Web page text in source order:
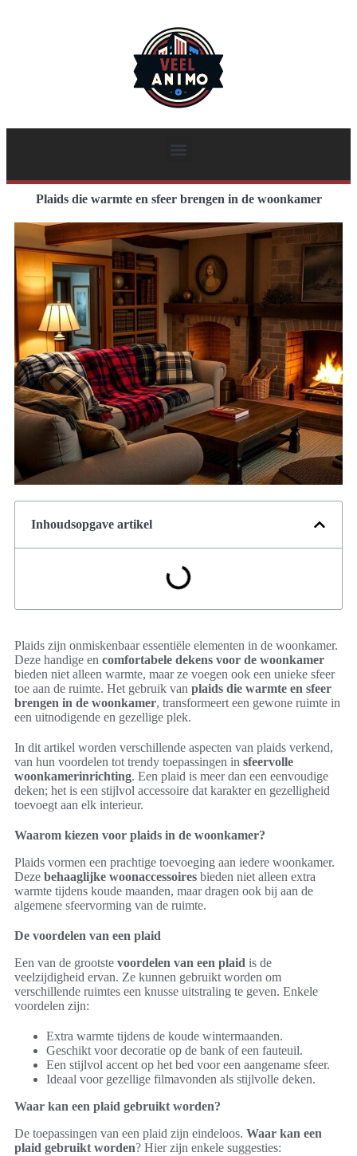
Plaids die warmte en sfeer brengen in de woonkamer
Inhoudsopgave artikel
Plaids zijn onmiskenbaar essentiële elementen in de woonkamer.
Deze handige en comfortabele dekens voor de woonkamer
bieden niet alleen warmte, maar ze voegen ook een unieke sfeer
toe aan de ruimte. Het gebruik van plaids die warmte en sfeer
brengen in de woonkamer, transformeert een gewone ruimte in
een uitnodigende en gezellige plek.
In dit artikel worden verschillende aspecten van plaids verkend,
van hun voordelen tot trendy toepassingen in sfeervolle
woonkamerinrichting. Een plaid is meer dan een eenvoudige
deken; het is een stijlvol accessoire dat karakter en gezelligheid
toevoegt aan elk interieur.
Waarom kiezen voor plaids in de woonkamer?
Plaids vormen een prachtige toevoeging aan iedere woonkamer.
Deze behaaglijke woonaccessoires bieden niet alleen extra
warmte tijdens koude maanden, maar dragen ook bij aan de
algemene sfeervorming van de ruimte.
De voordelen van een plaid
Een van de grootste voordelen van een plaid is de
veelzijdigheid ervan. Ze kunnen gebruikt worden om
verschillende ruimtes een knusse uitstraling te geven. Enkele
voordelen zijn:
Extra warmte tijdens de koude wintermaanden.
Geschikt voor decoratie op de bank of een fauteuil.
Een stijlvol accent op het bed voor een aangename sfeer.
Ideaal voor gezellige filmavonden als stijlvolle deken.
Waar kan een plaid gebruikt worden?
De toepassingen van een plaid zijn eindeloos. Waar kan een
plaid gebruikt worden? Hier zijn enkele suggesties: